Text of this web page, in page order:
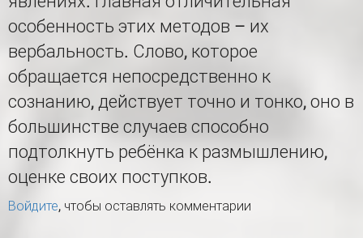
особенность этих методов – их
вербальность. Слово, которое
обращается непосредственно к
сознанию, действует точно и тонко, оно в
большинстве случаев способно
подтолкнуть ребёнка к размышлению,
оценке своих поступков.
Войдите, чтобы оставлять комментарии